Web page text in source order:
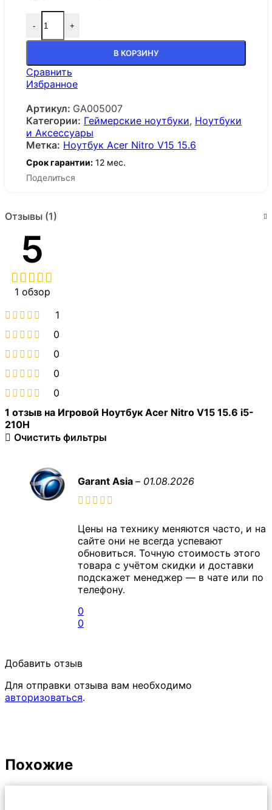
- +
В КОРЗИНУ
Сравнить
Избранное
Артикул: GA005007
Категории: Геймерские ноутбуки, Ноутбуки
и Аксессуары
Метка: Ноутбук Acer Nitro V15 15.6
Срок гарантии: 12 мес.
Поделиться
Отзывы (1)
5
1 обзор
1
0
0
0
0
1 отзыв на Игровой Ноутбук Acer Nitro V15 15.6 i5-
210H
Очистить фильтры
Garant Asia – 01.08.2026
Цены на технику меняются часто, и на
сайте они не всегда успевают
обновиться. Точную стоимость этого
товара с учётом скидки и доставки
подскажет менеджер — в чате или по
телефону.
0
0
Добавить отзыв
Для отправки отзыва вам необходимо
авторизоваться.
Похожие